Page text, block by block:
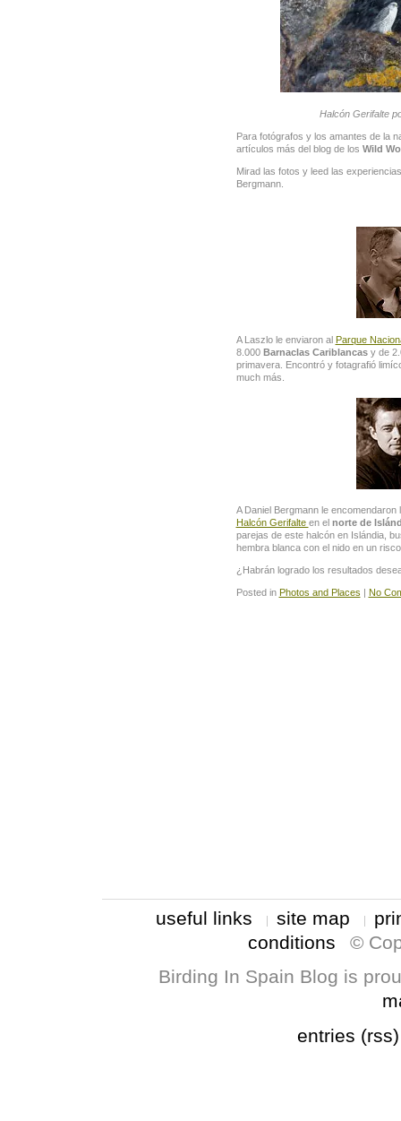
Halcón Gerifalte
Para fotógrafos y los amantes de la
artículos más del blog de los Wild
Mirad las fotos y leed las
Bergmann.
A Laszlo le enviaron al Parque
8.000 Barnaclas Cariblancasy de
primavera. Encontró y fotagrafió
much más.
A Daniel Bergmann le
Halcón Gerifalte en el norte de
parejas de este halcón en Islándia,
hembra blanca con el nido en un
¿Habrán logrado los resultados
Posted in Photos and Places No
useful links site map
conditions
©
Birding In Spain Blog is
entries (rss)